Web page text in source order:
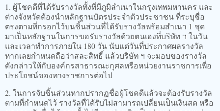
1. ผู้โชคดีที่ได้รับรางวัลทั้งที่มีภูมิลำเนาในกรุงเทพมหานคร และ
ต่างจังหวัดต้องนำหลักฐานบัตรประจำตัวประชาชน ที่ระบุชื่อ
ตรงตามที่กรอกไว้บนชิ้นส่วนที่ได้รับรางวัลพร้อมสำเนา 1 ชุด
มาเป็นหลักฐานในการขอรับรางวัลด้วยตนเองที่บริษัท ฯ ในวัน
และเวลาทำการภายใน 180 วัน นับแต่วันที่ประกาศผลรางวัล
หากเลยกำหนดถือว่าสละสิทธิ์ แล้วบริษัท ฯ จะมอบของรางวัล
ดังกล่าวให้กับองค์กรสาธารณะกุศลหรือหน่วยงานราชการเพื่อ
ประโยชน์ของทางราชการต่อไป
2. ในการจับชิ้นส่วนหากปรากฏชื่อผู้โชคดีแล้วจะต้องรับรางวัล
ตามที่กำหนดไว้ รางวัลที่ได้รับไม่สามารถเปลี่ยนเป็นเงินสด หรือ